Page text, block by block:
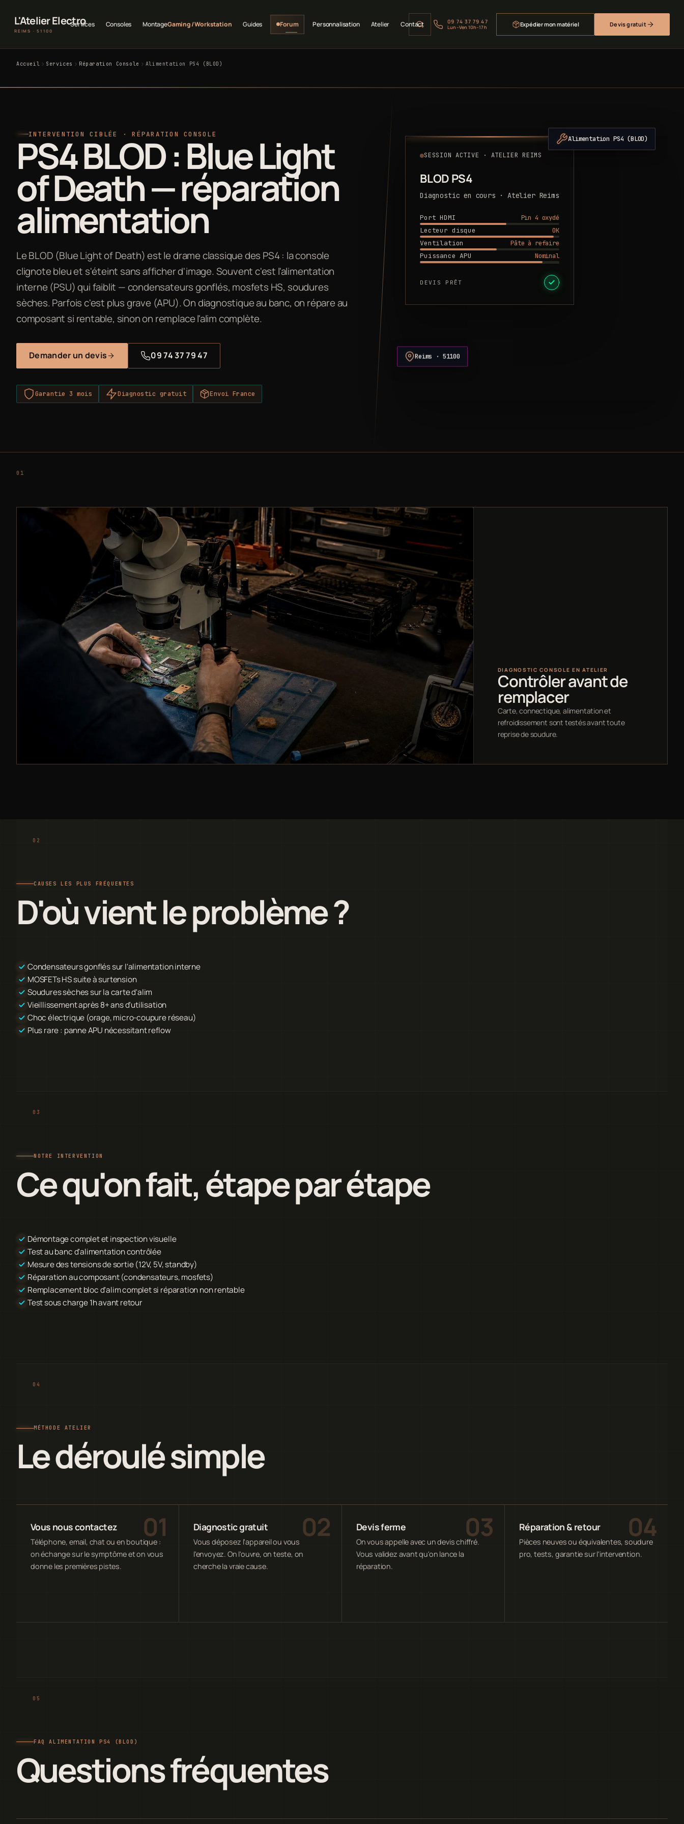
L'Atelier Electro
REIMS · 51100
Services Consoles MontageGaming / Workstation Guides Forum Personnalisation Atelier Contact 09 74 37 79 47
Lun–Ven 10h–17h Expédier mon matériel Devis gratuit
Accueil Services Réparation Console Alimentation PS4 (BLOD)
INTERVENTION CIBLÉE · RÉPARATION CONSOLE
PS4 BLOD : Blue Light
of Death — réparation
alimentation
Le BLOD (Blue Light of Death) est le drame classique des PS4 : la console
clignote bleu et s'éteint sans afficher d'image. Souvent c'est l'alimentation
interne (PSU) qui faiblit — condensateurs gonflés, mosfets HS, soudures
sèches. Parfois c'est plus grave (APU). On diagnostique au banc, on répare au
composant si rentable, sinon on remplace l'alim complète.
Demander un devis 09 74 37 79 47
Garantie 3 mois Diagnostic gratuit Envoi France
SESSION ACTIVE · ATELIER REIMS
BLOD PS4
Diagnostic en cours · Atelier Reims
Port HDMI
Pin 4 oxydé
Lecteur disque
OK
Ventilation
Pâte à refaire
Puissance APU
Nominal
DEVIS PRÊT
Alimentation PS4 (BLOD)
Reims · 51100
DIAGNOSTIC CONSOLE EN ATELIER
Contrôler avant de
remplacer
Carte, connectique, alimentation et
refroidissement sont testés avant toute
reprise de soudure.
CAUSES LES PLUS FRÉQUENTES
D'où vient le problème ?
Condensateurs gonflés sur l'alimentation interne
MOSFETs HS suite à surtension
Soudures sèches sur la carte d'alim
Vieillissement après 8+ ans d'utilisation
Choc électrique (orage, micro-coupure réseau)
Plus rare : panne APU nécessitant reflow
NOTRE INTERVENTION
Ce qu'on fait, étape par étape
Démontage complet et inspection visuelle
Test au banc d'alimentation contrôlée
Mesure des tensions de sortie (12V, 5V, standby)
Réparation au composant (condensateurs, mosfets)
Remplacement bloc d'alim complet si réparation non rentable
Test sous charge 1h avant retour
MÉTHODE ATELIER
Le déroulé simple
Vous nous contactez
Téléphone, email, chat ou en boutique :
on échange sur le symptôme et on vous
donne les premières pistes.
Diagnostic gratuit
Vous déposez l'appareil ou vous
l'envoyez. On l'ouvre, on teste, on
cherche la vraie cause.
Devis ferme
On vous appelle avec un devis chiffré.
Vous validez avant qu'on lance la
réparation.
Réparation & retour
Pièces neuves ou équivalentes, soudure
pro, tests, garantie sur l'intervention.
FAQ ALIMENTATION PS4 (BLOD)
Questions fréquentes